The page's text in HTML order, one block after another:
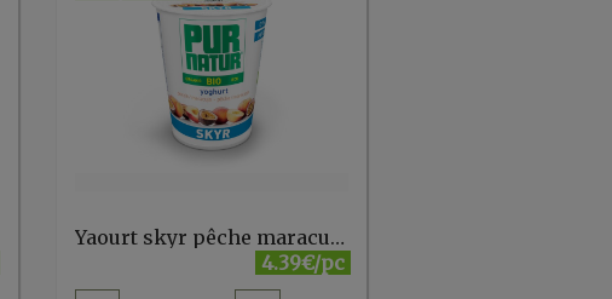
Yaourt skyr pêche maracuja 400g PURNAT
4.39€/pc